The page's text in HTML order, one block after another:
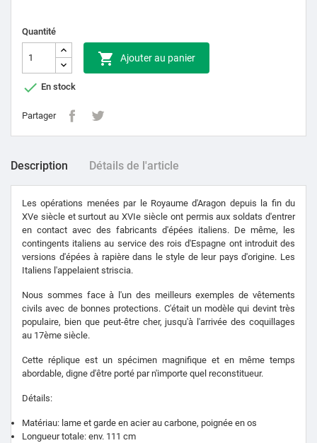
Quantité
 Ajouter au panier
 En stock
Partager
Description Détails de l'article
Les opérations menées par le Royaume d'Aragon depuis la fin du
XVe siècle et surtout au XVIe siècle ont permis aux soldats d'entrer
en contact avec des fabricants d'épées italiens. De même, les
contingents italiens au service des rois d'Espagne ont introduit des
versions d'épées à rapière dans le style de leur pays d'origine. Les
Italiens l'appelaient striscia.
Nous sommes face à l'un des meilleurs exemples de vêtements
civils avec de bonnes protections. C'était un modèle qui devint très
populaire, bien que peut-être cher, jusqu'à l'arrivée des coquillages
au 17ème siècle.
Cette réplique est un spécimen magnifique et en même temps
abordable, digne d'être porté par n'importe quel reconstitueur.
Détails:
Matériau: lame et garde en acier au carbone, poignée en os
Longueur totale: env. 111 cm